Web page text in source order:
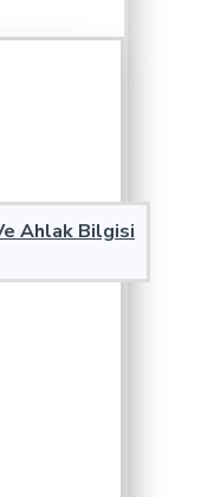
Ahlak Bilgisi